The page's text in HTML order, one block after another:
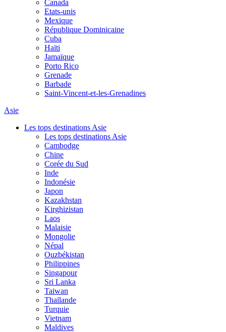
Canada
Etats-unis
Mexique
République Dominicaine
Cuba
Haïti
Jamaïque
Porto Rico
Grenade
Barbade
Saint-Vincent-et-les-Grenadines
Asie
Les tops destinations Asie
Les tops destinations Asie
Cambodge
Chine
Corée du Sud
Inde
Indonésie
Japon
Kazakhstan
Kirghizistan
Laos
Malaisie
Mongolie
Népal
Ouzbékistan
Philippines
Singapour
Sri Lanka
Taiwan
Thaïlande
Turquie
Vietnam
Maldives